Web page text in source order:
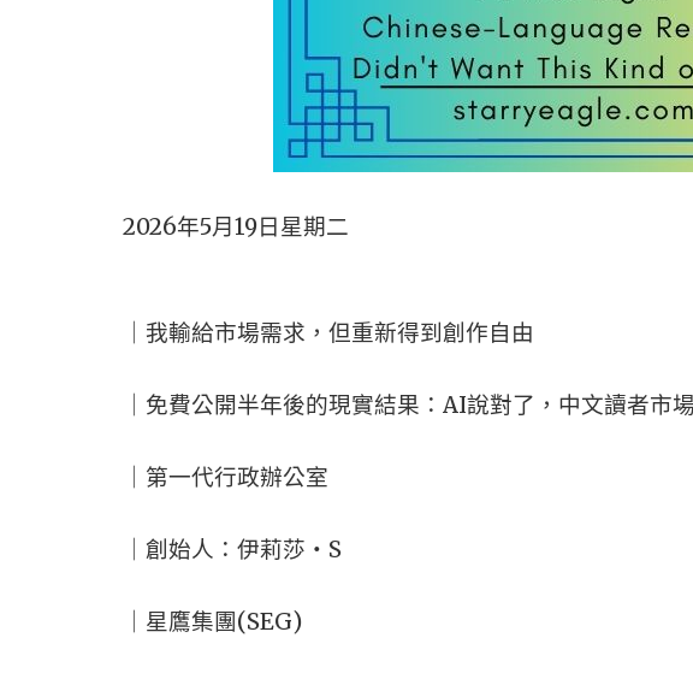
2026年5月19日星期二
｜我輸給市場需求，但重新得到創作自由
｜免費公開半年後的現實結果：AI說對了，中文讀者市
｜第一代行政辦公室
｜創始人：伊莉莎・S
｜星鷹集團(SEG)